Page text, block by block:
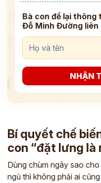
Bà con để lại thông
Đỗ Minh Đường
NHẬN
Bí quyết chế
con “đặt lưng là
Dùng chùm ngây sao
ngủ thì không phải ai